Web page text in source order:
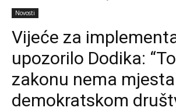
Novosti
Vijeće za
upozorilo Dodika:
zakonu nema
demokratskom